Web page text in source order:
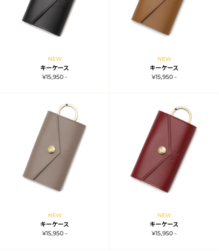
NEW
キーケース
¥15,950 -
NEW
キーケース
¥15,950 -
NEW
キーケース
¥15,950 -
NEW
キーケース
¥15,950 -